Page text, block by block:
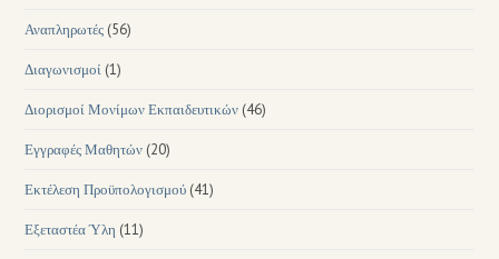
Αναπληρωτές (56)
Διαγωνισμοί (1)
Διορισμοί Μονίμων Εκπαιδευτικών (46)
Εγγραφές Μαθητών (20)
Εκτέλεση Προϋπολογισμού (41)
Εξεταστέα Ύλη (11)